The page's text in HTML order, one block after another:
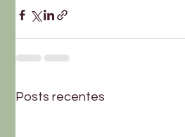
Posts recentes